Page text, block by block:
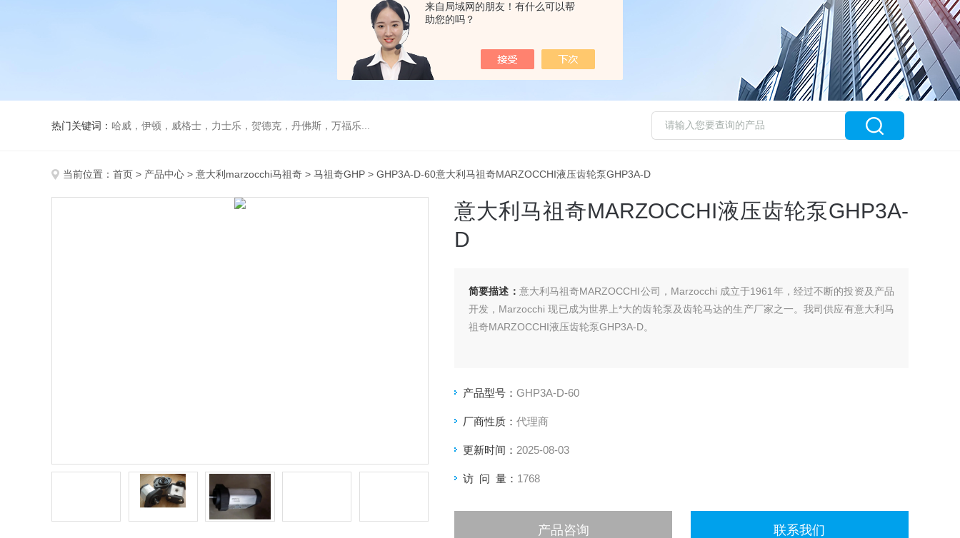
来自局域网的朋友！有什么可以帮
助您的吗？
热门关键词： 哈威，伊顿，威格士，力士乐，贺德克，丹佛斯，万福乐...
当前位置： 首页 > 产品中心 > 意大利marzocchi马祖奇 > 马祖奇GHP > GHP3A-D-60意大利马祖奇MARZOCCHI液压齿轮泵GHP3A-D
意大利马祖奇MARZOCCHI液压齿轮泵GHP3A-
D
简要描述： 意大利马祖奇MARZOCCHI公司，Marzocchi 成立于1961年，经过不断的投资及产品
开发，Marzocchi 现已成为世界上*大的齿轮泵及齿轮马达的生产厂家之一。我司供应有意大利马
祖奇MARZOCCHI液压齿轮泵GHP3A-D。
产品型号： GHP3A-D-60
厂商性质： 代理商
更新时间： 2025-08-03
访 问 量： 1768
产品咨询 联系我们